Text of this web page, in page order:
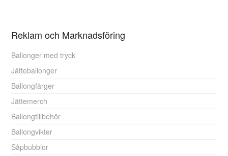
Reklam och Marknadsföring
Ballonger med tryck
Jätteballonger
Ballongfärger
Jättemerch
Ballongtillbehör
Ballongvikter
Såpbubblor